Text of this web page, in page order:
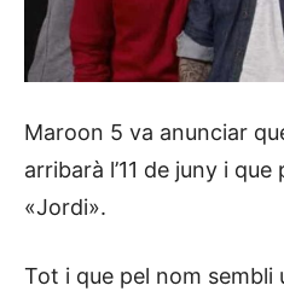
Maroon 5 va anunciar
arribarà l’11 de juny i
«Jordi».
Tot i que pel nom sembli